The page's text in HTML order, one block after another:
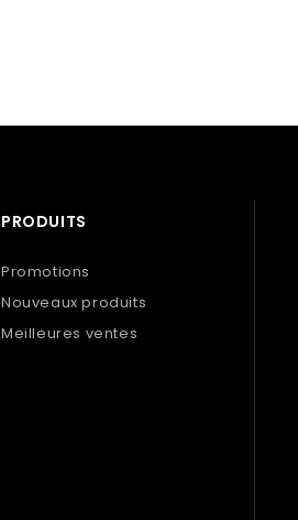
PRODUITS
Promotions
Nouveaux produits
Meilleures ventes